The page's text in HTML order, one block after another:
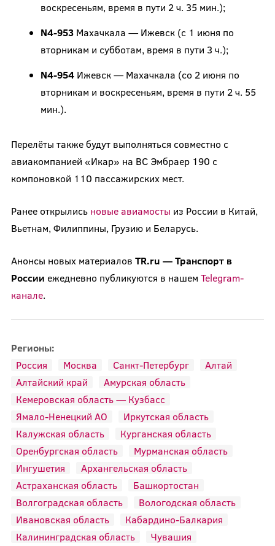
воскресеньям, время в пути 2 ч. 35 мин.);
N4-953Махачкала — Ижевск (с 1 июня по
вторникам и субботам, время в пути 3 ч.);
N4-954Ижевск — Махачкала (со 2 июня по
вторникам и воскресеньям, время в пути 2 ч. 55
мин.).
Перелёты также будут выполняться совместно с
авиакомпанией «Икар» на ВС Эмбраер 190 с
компоновкой 110 пассажирских мест.
Ранее открылись новые авиамосты из России в Китай,
Вьетнам, Филиппины, Грузию и Беларусь.
Анонсы новых материалов TR.ru — Транспорт в
России ежедневно публикуются в нашем Telegram-
канале.
Регионы:
Россия
Москва Санкт-Петербург
Алтай
Алтайский край
Амурская область
Кемеровская область — Кузбасс
Ямало-Ненецкий АО
Иркутская область
Калужская область
Курганская область
Оренбургская область
Мурманская область
Ингушетия
Архангельская область
Астраханская область
Башкортостан
Волгоградская область
Вологодская область
Ивановская область
Кабардино-Балкария
Калининградская область
Чувашия